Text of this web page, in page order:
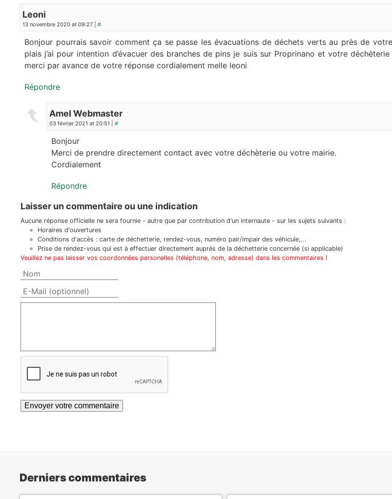
Leoni
13 novembre 2020 at 09:27 | #
Bonjour pourrais savoir comment ça se passe les évacuations de déchets verts au près de
plais j’ai pour intention d’évacuer des branches de pins je suis sur Proprinano et votre
merci par avance de votre réponse cordialement melle leoni
Répondre
Amel Webmaster
03 février 2021 at 20:51 | #
Bonjour
Merci de prendre directement contact avec votre déchèterie ou votre mairie.
Cordialement
Répondre
Laisser un commentaire ou une indication
Aucune réponse officielle ne sera fournie - autre que par contribution d'un internaute - sur les sujets suivants :
Horaires d'ouvertures
Conditions d'accès : carte de déchetterie, rendez-vous, numéro pair/impair des véhicule,...
Prise de rendez-vous qui est à effectuer directement auprès de la déchetterie concernée (si applicable)
Veuillez ne pas laisser vos coordonnées personelles (téléphone, nom, adresse) dans les commentaires !
Derniers commentaires